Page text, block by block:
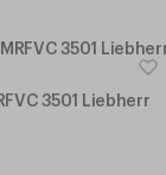
3501 Liebherr